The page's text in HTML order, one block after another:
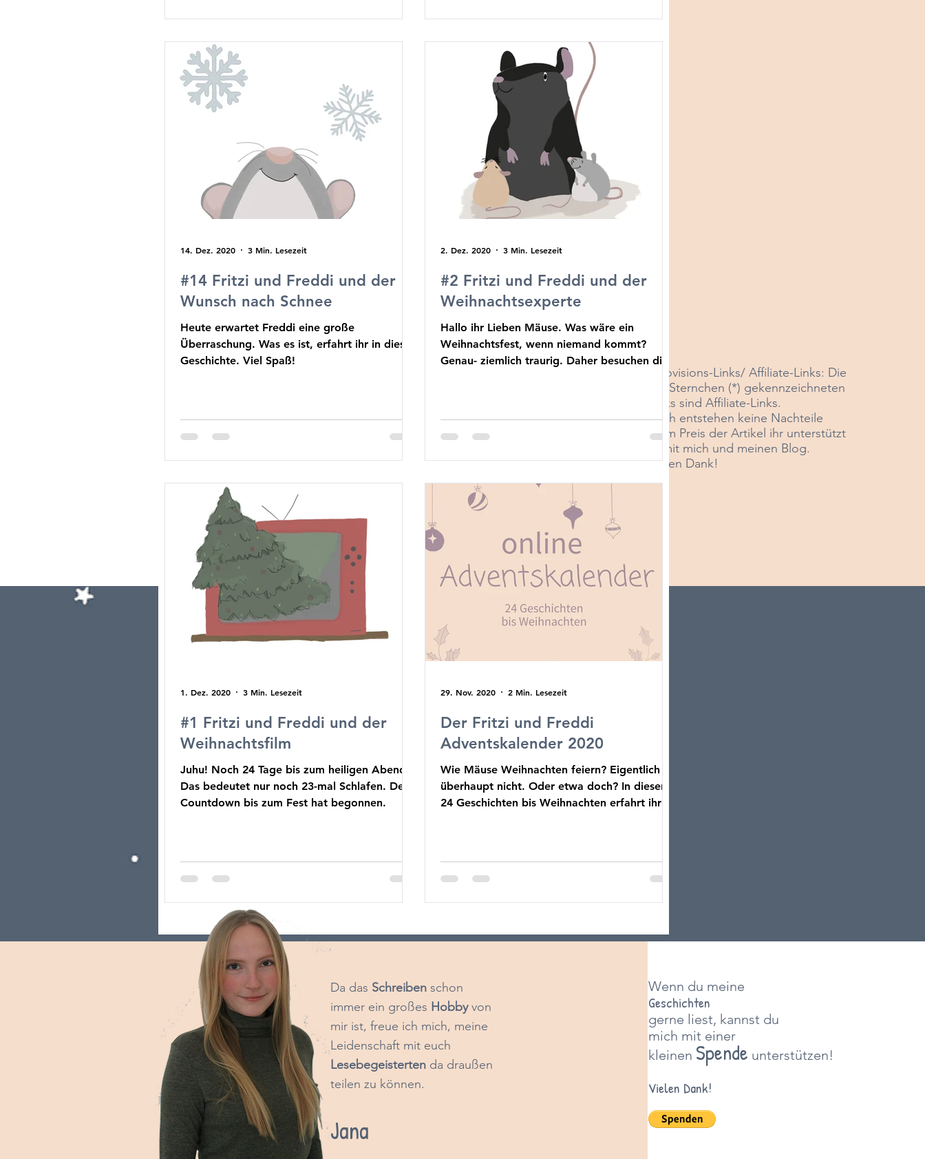
*Provisions-Links/ Affiliate-Links: Die
mit Sternchen (*) gekennzeichneten
Links sind Affiliate-Links.
Euch entstehen keine Nachteile
beim Preis der Artikel ihr unterstützt
damit mich und meinen Blog.
Vielen Dank!
#14 Fritzi und Freddi und der
Wunsch nach Schnee
Heute erwartet Freddi eine große
Überraschung. Was es ist, erfahrt ihr in dieser
Geschichte. Viel Spaß!
14. Dez. 2020 3 Min. Lesezeit
#2 Fritzi und Freddi und der
Weihnachtsexperte
Hallo ihr Lieben Mäuse. Was wäre ein
Weihnachtsfest, wenn niemand kommt?
Genau- ziemlich traurig. Daher besuchen die
2. Dez. 2020 3 Min. Lesezeit
#1 Fritzi und Freddi und der
Weihnachtsfilm
Juhu! Noch 24 Tage bis zum heiligen Abend.
Das bedeutet nur noch 23-mal Schlafen. Der
Countdown bis zum Fest hat begonnen.
1. Dez. 2020 3 Min. Lesezeit
Der Fritzi und Freddi
Adventskalender 2020
Wie Mäuse Weihnachten feiern? Eigentlich
überhaupt nicht. Oder etwa doch? In diesen
24 Geschichten bis Weihnachten erfahrt ihr
29. Nov. 2020 2 Min. Lesezeit
Da das Schreibenschon
immer ein großes Hobbyvon
mir ist, freue ich mich, meine
Leidenschaft mit euch
Lesebegeistertenda draußen
teilen zu können.
Jana
Wenn du meine
Geschichten
gerne liest, kannst du
mich mit einer
kleinen Spende unterstützen!
Vielen Dank!